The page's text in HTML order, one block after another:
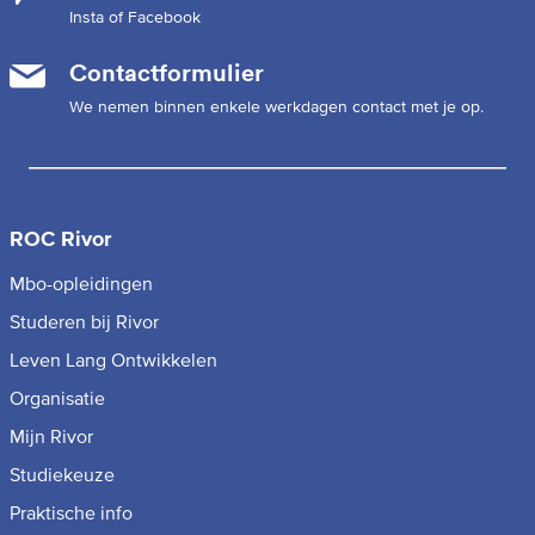
Insta of Facebook
Contactformulier
We nemen binnen enkele werkdagen contact met je op.
ROC Rivor
Mbo-opleidingen
Studeren bij Rivor
Leven Lang Ontwikkelen
Organisatie
Mijn Rivor
Studiekeuze
Praktische info